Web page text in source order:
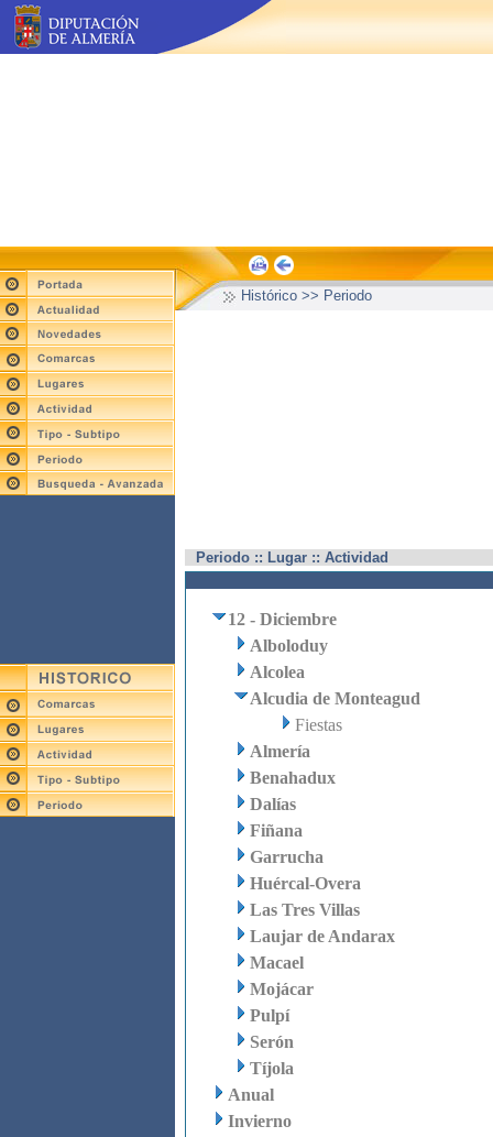
Histórico >> Periodo
Periodo :: Lugar :: Actividad
12 - Diciembre
Alboloduy
Alcolea
Alcudia de Monteagud
Fiestas
Almería
Benahadux
Dalías
Fiñana
Garrucha
Huércal-Overa
Las Tres Villas
Laujar de Andarax
Macael
Mojácar
Pulpí
Serón
Tíjola
Anual
Invierno